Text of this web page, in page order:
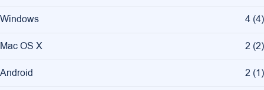
Windows 4 (4)
Mac OS X 2 (2)
Android 2 (1)